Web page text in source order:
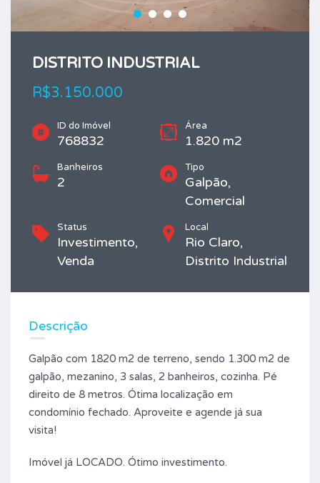
DISTRITO INDUSTRIAL
R$3.150.000
ID do Imóvel
768832
Área
1.820 m2
Banheiros
2
Tipo
Galpão,
Comercial
Status
Investimento,
Venda
Local
Rio Claro,
Distrito Industrial
Descrição
Galpão com 1820 m2 de terreno, sendo 1.300 m2 de
galpão, mezanino, 3 salas, 2 banheiros, cozinha. Pé
direito de 8 metros. Ótima localização em
condomínio fechado. Aproveite e agende já sua
visita!
Imóvel já LOCADO. Ótimo investimento.